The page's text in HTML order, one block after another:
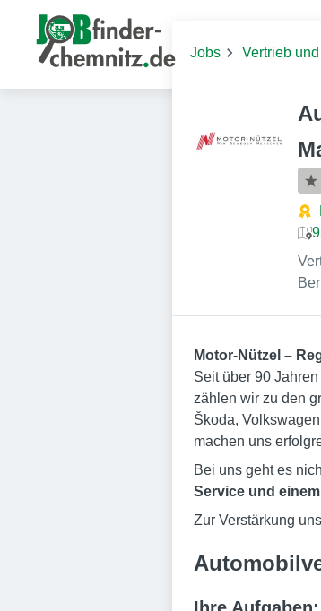
Jobs Vertrieb
Motor-Nützel –
Seit über 90
zählen wir zu den
Škoda,
machen uns
Bei uns geht es
Service und
Zur Verstärkung